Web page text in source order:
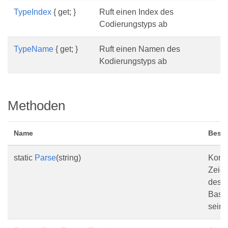
TypeIndex { get; }
Ruft einen Index des
Codierungstyps ab
TypeName { get; }
Ruft einen Namen des
Kodierungstyps ab
Methoden
Name
static Parse(string)
des